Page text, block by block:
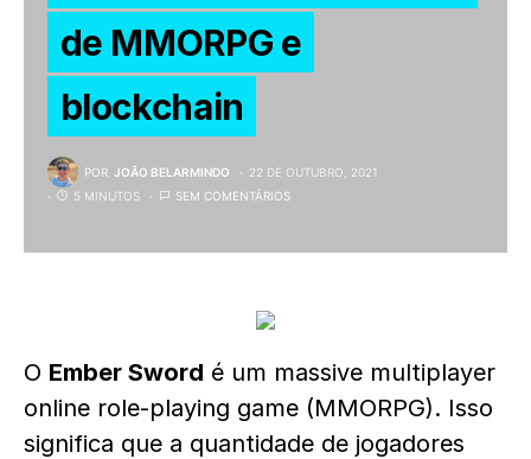
de MMORPG e
blockchain
POR JOÃO BELARMINDO
22 DE OUTUBRO, 2021
5 MINUTOS
SEM COMENTÁRIOS
O Ember Sword é um massive multiplayer
online role-playing game (MMORPG). Isso
significa que a quantidade de jogadores